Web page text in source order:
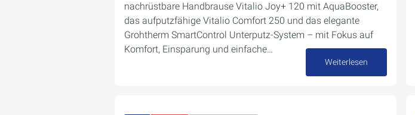
nachrüstbare Handbrause Vitalio Joy+ 120 mit AquaBooster,
das aufputzfähige Vitalio Comfort 250 und das elegante
Grohtherm SmartControl Unterputz-System – mit Fokus auf
Komfort, Einsparung und einfache…
Weiterlesen